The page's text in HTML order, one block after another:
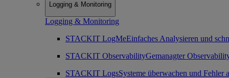
Logging & Monitoring
Logging & Monitoring
STACKIT LogMeEinfaches Analysieren und
STACKIT ObservabilityGemanagter
STACKIT LogsSysteme überwachen und Fehler